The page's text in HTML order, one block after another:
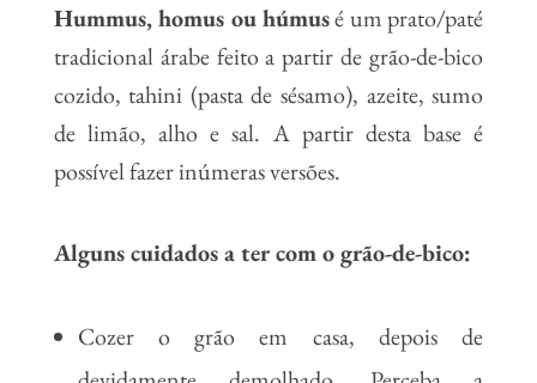
Hummus, homus ou húmusé um prato/paté
tradicional árabe feito a partir de grão-de-bico
cozido, tahini (pasta de sésamo), azeite, sumo
de limão, alho e sal. A partir desta base é
possível fazer inúmeras versões.
Alguns cuidados a ter com o grão-de-bico:
Cozer o grão em casa, depois de